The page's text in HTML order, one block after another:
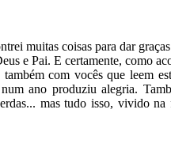
muitas coisas para dar
e Pai. E certamente, como
também com vocês que leem
ano produziu alegria.
mas tudo isso, vivido na